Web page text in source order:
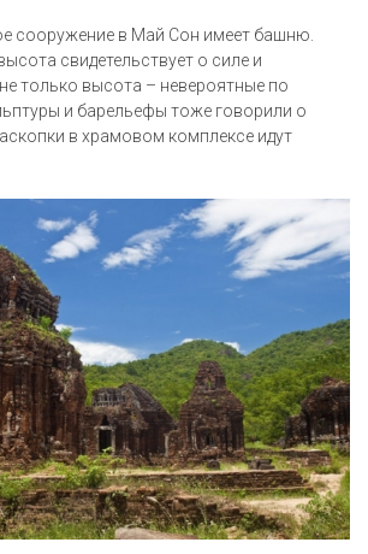
сооружение в Май Сон имеет башню.
свидетельствует о силе и
только высота – невероятные по
и барельефы тоже говорили о
в храмовом комплексе идут